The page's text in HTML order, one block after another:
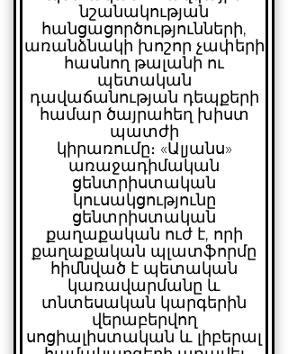
նշանակության
հանցացործությունների,
առանձնակի խոշոր չափերի
հասնող թալանի ու
պետական
դավաճանության դեպքերի
համար ծայրահեղ խիստ
պատժի
կիրառումը։ «Ալյանս»
առաջադիմական
ցենտրիստական
կուսակցությունը
ցենտրիստական
քաղաքական ուժ է, որի
քաղաքական պլատֆորմը
հիմնված է պետական
կառավարմանը և
տնտեսական կարգերին
վերաբերվող
սոցիալիստական և լիբերալ